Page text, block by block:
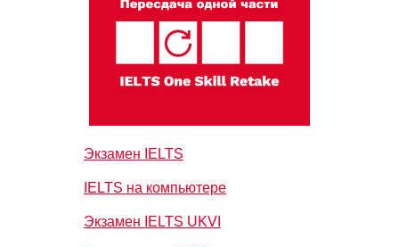
Экзамен IELTS
IELTS на компьютере
Экзамен IELTS UKVI